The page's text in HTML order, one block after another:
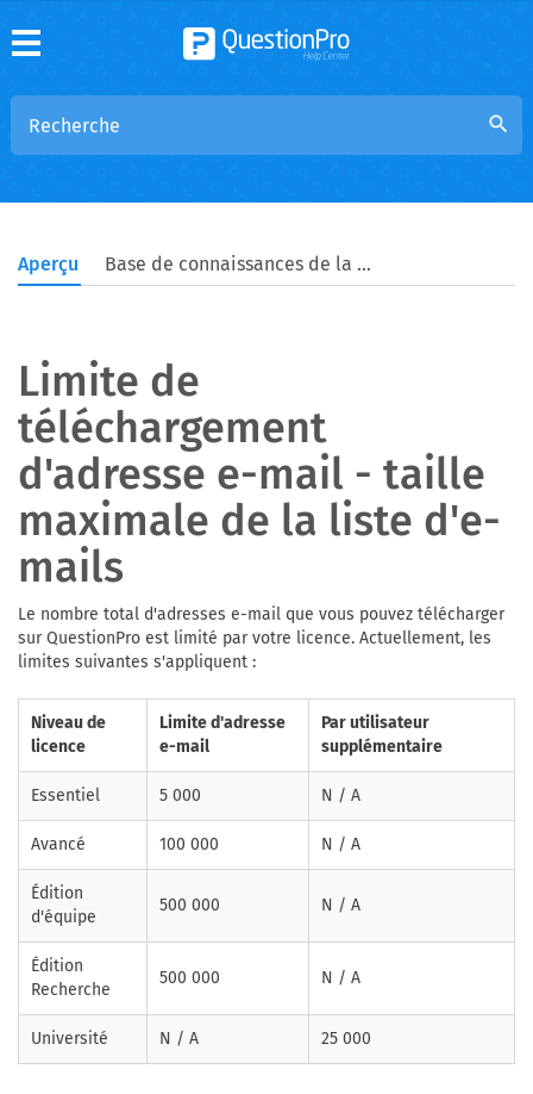
search
Aperçu Base de connaissances de la communauté
Limite de
téléchargement
d'adresse e-mail - taille
maximale de la liste d'e-
mails
Le nombre total d'adresses e-mail que vous pouvez télécharger
sur QuestionPro est limité par votre licence. Actuellement, les
limites suivantes s'appliquent :
Niveau de
licence
Limite d'adresse
e-mail
Par utilisateur
supplémentaire
Essentiel 5 000 N / A
Avancé 100 000 N / A
Édition
d'équipe
500 000 N / A
Édition
Recherche
500 000 N / A
Université N / A 25 000